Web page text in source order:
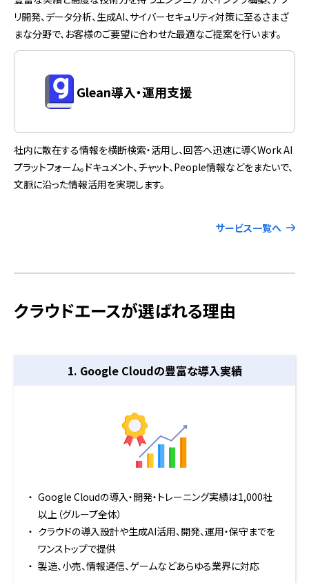
リ開発、データ分析、生成AI、サイバーセキュリティ対策に至るさまざ
まな分野で、お客様のご要望に合わせた最適なご提案を行います。
Glean導入・運用支援
社内に散在する情報を横断検索・活用し、回答へ迅速に導くWork AI
プラットフォーム。ドキュメント、チャット、People情報などをまたいで、
文脈に沿った情報活用を実現します。
サービス一覧へ
クラウドエースが選ばれる理由
1. Google Cloudの豊富な導入実績
Google Cloudの導入・開発・トレーニング実績は1,000社
以上（グループ全体）
クラウドの導入設計や生成AI活用、開発、運用・保守までを
ワンストップで提供
製造、小売、情報通信、ゲームなどあらゆる業界に対応